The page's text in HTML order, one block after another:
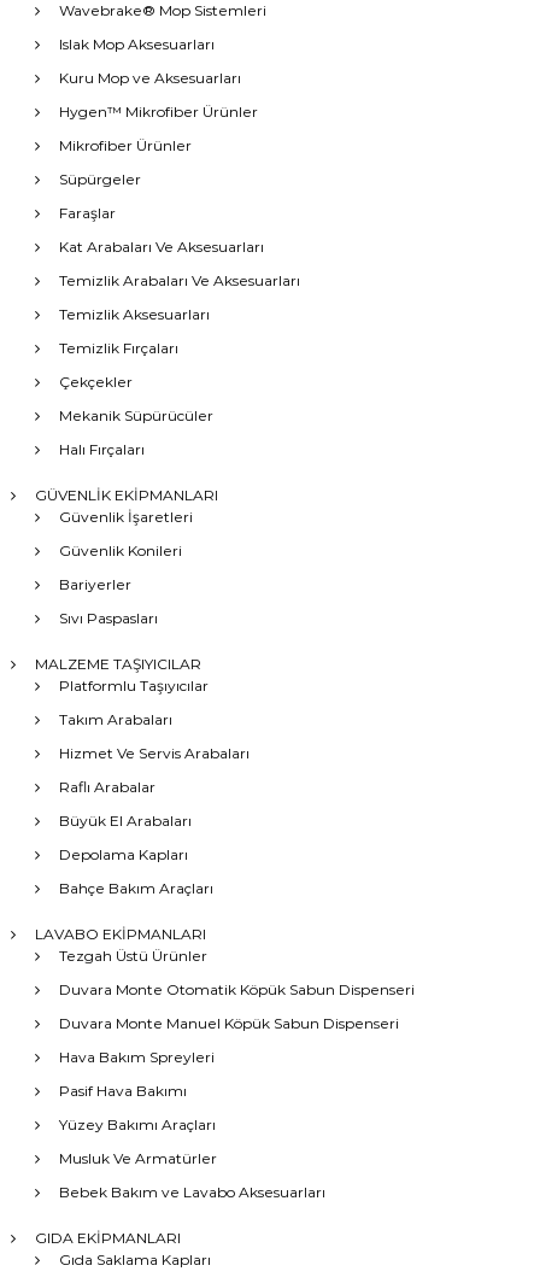
Wavebrake® Mop Sistemleri
Islak Mop Aksesuarları
Kuru Mop ve Aksesuarları
Hygen™ Mikrofiber Ürünler
Mikrofiber Ürünler
Süpürgeler
Faraşlar
Kat Arabaları Ve Aksesuarları
Temizlik Arabaları Ve Aksesuarları
Temizlik Aksesuarları
Temizlik Fırçaları
Çekçekler
Mekanik Süpürücüler
Halı Fırçaları
GÜVENLİK EKİPMANLARI
Güvenlik İşaretleri
Güvenlik Konileri
Bariyerler
Sıvı Paspasları
MALZEME TAŞIYICILAR
Platformlu Taşıyıcılar
Takım Arabaları
Hizmet Ve Servis Arabaları
Raflı Arabalar
Büyük El Arabaları
Depolama Kapları
Bahçe Bakım Araçları
LAVABO EKİPMANLARI
Tezgah Üstü Ürünler
Duvara Monte Otomatik Köpük Sabun Dispenseri
Duvara Monte Manuel Köpük Sabun Dispenseri
Hava Bakım Spreyleri
Pasif Hava Bakımı
Yüzey Bakımı Araçları
Musluk Ve Armatürler
Bebek Bakım ve Lavabo Aksesuarları
GIDA EKİPMANLARI
Gıda Saklama Kapları